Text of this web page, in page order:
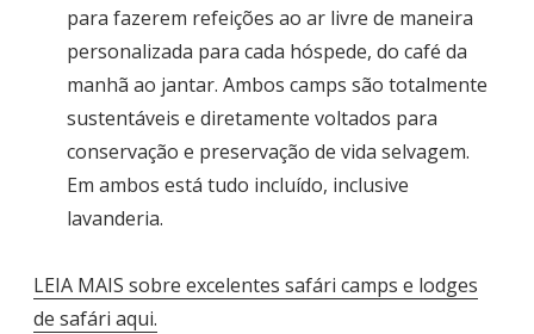
para fazerem refeições ao ar livre de maneira
personalizada para cada hóspede, do café da
manhã ao jantar. Ambos camps são totalmente
sustentáveis e diretamente voltados para
conservação e preservação de vida selvagem.
Em ambos está tudo incluído, inclusive
lavanderia.
LEIA MAIS sobre excelentes safári camps e lodges
de safári aqui.